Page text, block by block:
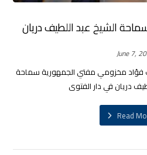
الشيخ عبد اللطيف دريان
June 7,
فؤاد مخزومي مفتي الجمهورية سماحة
Read